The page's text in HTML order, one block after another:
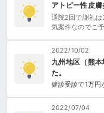
アトピー性皮膚
通院2回で謝礼は
気案件なのでご
2022/10/02
九州地区（熊
た。
健診受診で1万円
2022/07/04